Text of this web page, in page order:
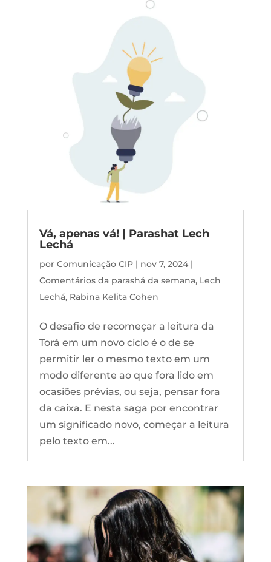
Vá, apenas vá! | Parashat Lech
Lechá
por Comunicação CIP| nov 7, 2024|
Comentários da parashá da semana, Lech
Lechá, Rabina Kelita Cohen
O desafio de recomeçar a leitura da
Torá em um novo ciclo é o de se
permitir ler o mesmo texto em um
modo diferente ao que fora lido em
ocasiões prévias, ou seja, pensar fora
da caixa. E nesta saga por encontrar
um significado novo, começar a leitura
pelo texto em...